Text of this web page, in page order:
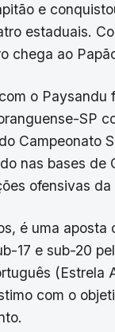
e
estaduais.
chega ao
o Paysandu
SP
Campeonato
nas bases
ofensivas da
é uma
17 e sub-20
(Estrela
com o